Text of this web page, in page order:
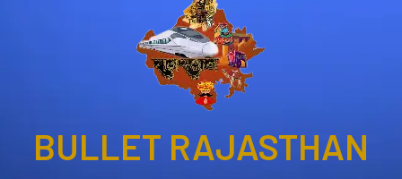
BULLET RAJASTHAN